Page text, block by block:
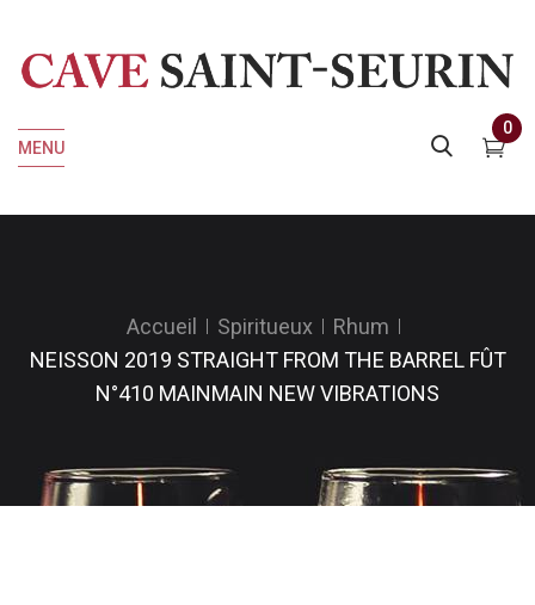
MENU
0
Accueil Spiritueux
Rhum
NEISSON 2019 STRAIGHT FROM THE BARREL FÛT
N°410 MAINMAIN NEW VIBRATIONS